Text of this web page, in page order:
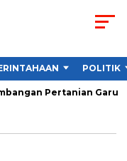
POLITIK
Pertanian Garut